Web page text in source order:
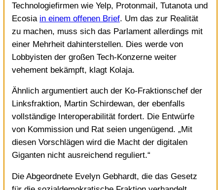
Technologiefirmen wie Yelp, Protonmail, Tutanota und
Ecosia in einem offenen Brief. Um das zur Realität
zu machen, muss sich das Parlament allerdings mit
einer Mehrheit dahinterstellen. Dies werde von
Lobbyisten der großen Tech-Konzerne weiter
vehement bekämpft, klagt Kolaja.
Ähnlich argumentiert auch der Ko-Fraktionschef der
Linksfraktion, Martin Schirdewan, der ebenfalls
vollständige Interoperabilität fordert. Die Entwürfe
von Kommission und Rat seien ungenügend. „Mit
diesen Vorschlägen wird die Macht der digitalen
Giganten nicht ausreichend reguliert.“
Die Abgeordnete Evelyn Gebhardt, die das Gesetz